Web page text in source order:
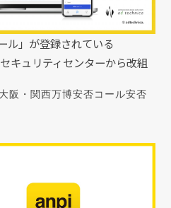
ル」が登録されている
キュリティセンターから改組
大阪・関西万博安否コール安否